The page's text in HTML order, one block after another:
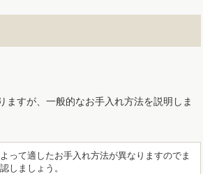
ますが、一般的なお手入れ方法を説明しま
って適したお手入れ方法が異なりますのでま
しましょう。